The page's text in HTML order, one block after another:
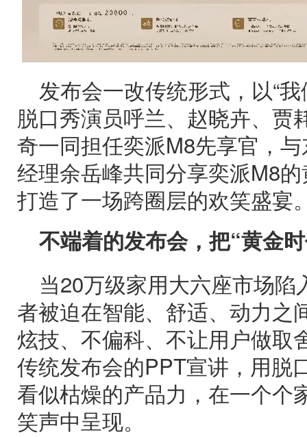
发布会一改传统形式，以“
脱口秀演员呼兰、赵晓卉、贾
奇一同担任奕派M8先享官，
经理余岳峰共同分享奕派M8
打造了一场跨圈层的欢笑盛宴
不端着的发布会，把“黄金
当20万级家用大六座市场陷
者被迫在智能、舒适、动力之
炫技、不偏科、不让用户做取
传统发布会的PPT宣讲，用脱
看似枯燥的产品力，在一个个
笑声中呈现。